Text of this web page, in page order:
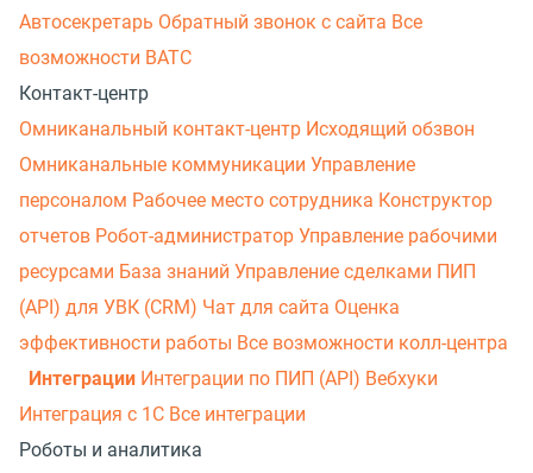
Автосекретарь Обратный звонок с сайта Все
возможности ВАТС
Контакт-центр
Омниканальный контакт-центр Исходящий обзвон
Омниканальные коммуникации Управление
персоналом Рабочее место сотрудника Конструктор
отчетов Робот-администратор Управление рабочими
ресурсами База знаний Управление сделками ПИП
(API) для УВК (CRM) Чат для сайта Оценка
эффективности работы Все возможности колл-центра
Интеграции Интеграции по ПИП (API) Вебхуки
Интеграция с 1С Все интеграции
Роботы и аналитика